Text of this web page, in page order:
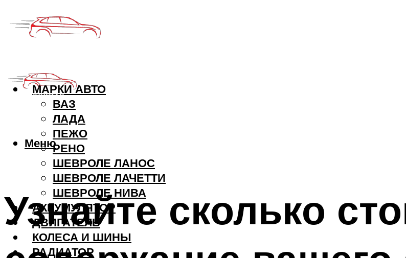
МАРКИ АВТО
ВАЗ
ЛАДА
ПЕЖО
РЕНО
ШЕВРОЛЕ ЛАНОС
ШЕВРОЛЕ ЛАЧЕТТИ
ШЕВРОЛЕ НИВА
АККУМУЛЯТОР
ДВИГАТЕЛЬ
КОЛЕСА И ШИНЫ
РАДИАТОР
Меню
Узнайте сколько